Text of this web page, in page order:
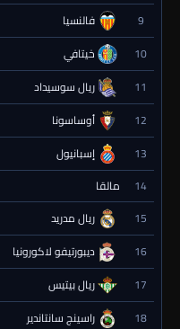
9 فالنسيا
10 خيتافي
11 ريال سوسيداد
12 أوساسونا
13 إسبانيول
14 مالقا
15 ريال مدريد
16 ديبورتيفو لاكورونيا
17 ريال بيتيس
18 راسينج سانتاندير